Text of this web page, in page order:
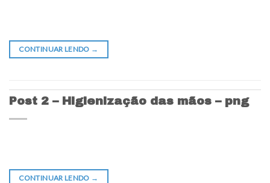
CONTINUAR LENDO →
Post 2 – Higienização das mãos – png
CONTINUAR LENDO →